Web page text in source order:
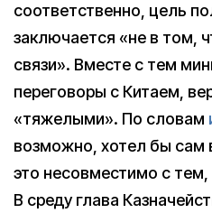
соответственно, цель
заключается «не в том,
связи». Вместе с тем
переговоры с Китаем,
«тяжелыми». По словам
возможно, хотел бы сам
это несовместимо с тем,
В среду глава